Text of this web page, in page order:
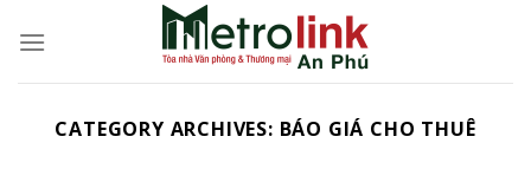
CATEGORY ARCHIVES: BÁO GIÁ CHO THUÊ